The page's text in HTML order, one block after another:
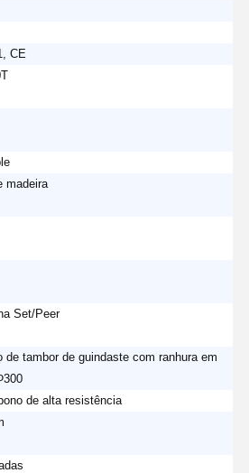
CE
madeira
Set/Peer
de tambor de guindaste com ranhura em
de alta resistência